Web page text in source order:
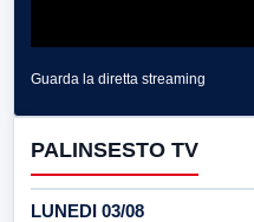
Guarda la diretta streaming
PALINSESTO TV
LUNEDI 03/08